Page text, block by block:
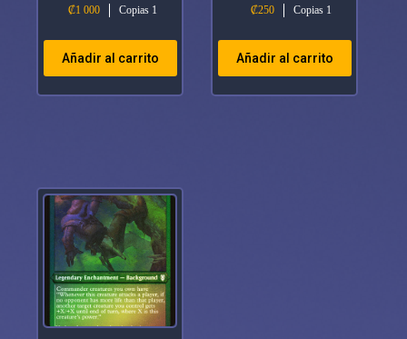
₡1 000 Copias 1
Añadir al carrito
₡250 Copias 1
Añadir al carrito